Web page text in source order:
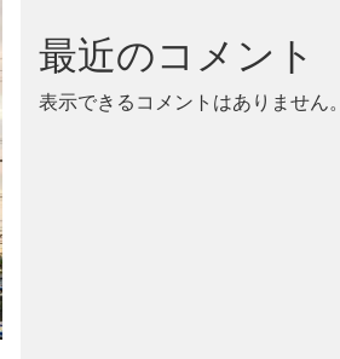
最近のコメント
表示できるコメントはありません。